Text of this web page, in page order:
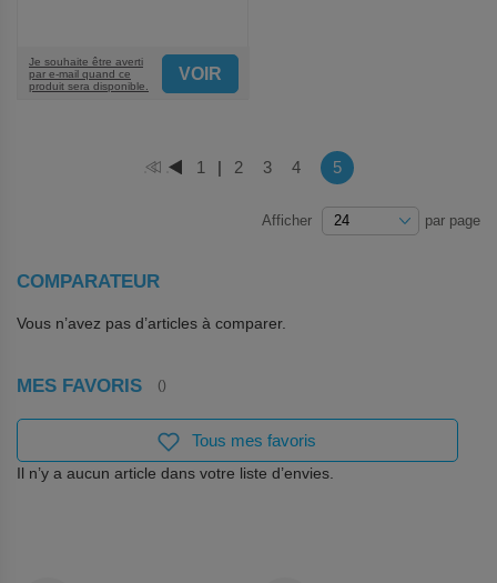
Je souhaite être averti
par e-mail quand ce
produit sera disponible.
VOIR
Page
Page
1 | Page
2 Page
3 Page
4 Vous lisez actuellement
5
Afficher par page
COMPARATEUR
Vous n’avez pas d’articles à comparer.
MES FAVORIS
Tous mes favoris
Il n’y a aucun article dans votre liste d’envies.